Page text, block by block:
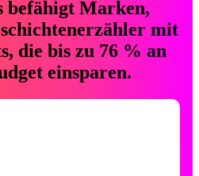
befähigt Marken,
mit
die bis zu 76 % an
einsparen.